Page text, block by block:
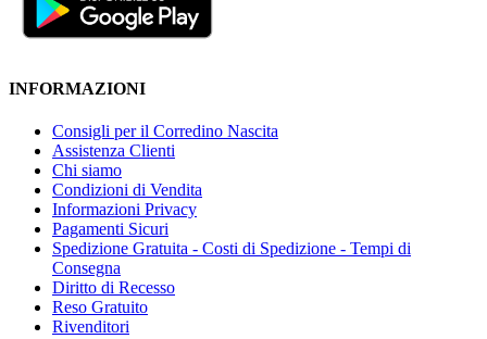
INFORMAZIONI
Consigli per il Corredino Nascita
Assistenza Clienti
Chi siamo
Condizioni di Vendita
Informazioni Privacy
Pagamenti Sicuri
Spedizione Gratuita - Costi di Spedizione - Tempi di
Consegna
Diritto di Recesso
Reso Gratuito
Rivenditori